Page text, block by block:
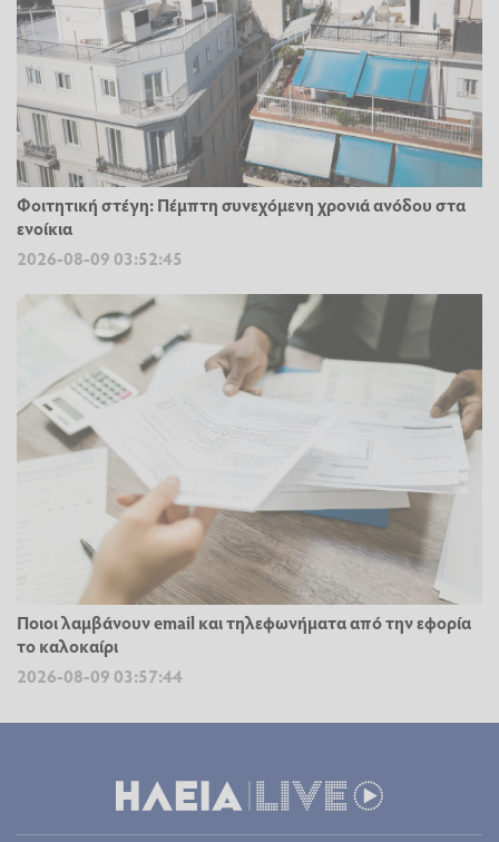
Φοιτητική στέγη: Πέμπτη συνεχόμενη χρονιά ανόδου στα
ενοίκια
2026-08-09 03:52:45
Ποιοι λαμβάνουν email και τηλεφωνήματα από την εφορία
το καλοκαίρι
2026-08-09 03:57:44